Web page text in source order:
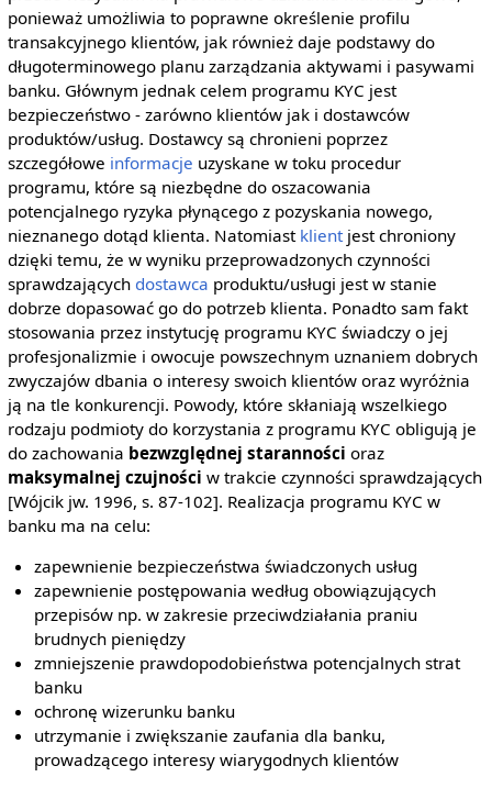
ponieważ umożliwia to poprawne określenie profilu
transakcyjnego klientów, jak również daje podstawy do
długoterminowego planu zarządzania aktywami i pasywami
banku. Głównym jednak celem programu KYC jest
bezpieczeństwo - zarówno klientów jak i dostawców
produktów/usług. Dostawcy są chronieni poprzez
szczegółowe informacje uzyskane w toku procedur
programu, które są niezbędne do oszacowania
potencjalnego ryzyka płynącego z pozyskania nowego,
nieznanego dotąd klienta. Natomiast klientjest chroniony
dzięki temu, że w wyniku przeprowadzonych czynności
sprawdzających dostawca produktu/usługi jest w stanie
dobrze dopasować go do potrzeb klienta. Ponadto sam fakt
stosowania przez instytucję programu KYC świadczy o jej
profesjonalizmie i owocuje powszechnym uznaniem dobrych
zwyczajów dbania o interesy swoich klientów oraz wyróżnia
ją na tle konkurencji. Powody, które skłaniają wszelkiego
rodzaju podmioty do korzystania z programu KYC obligują je
do zachowania bezwzględnej staranności oraz
maksymalnej czujności w trakcie czynności sprawdzających
[Wójcik jw. 1996, s. 87-102]. Realizacja programu KYC w
banku ma na celu:
zapewnienie bezpieczeństwa świadczonych usług
zapewnienie postępowania według obowiązujących
przepisów np. w zakresie przeciwdziałania praniu
brudnych pieniędzy
zmniejszenie prawdopodobieństwa potencjalnych strat
banku
ochronę wizerunku banku
utrzymanie i zwiększanie zaufania dla banku,
prowadzącego interesy wiarygodnych klientów